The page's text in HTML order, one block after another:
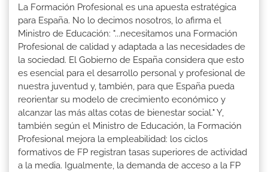
La Formación Profesional es una apuesta estratégica
para España. No lo decimos nosotros, lo afirma el
Ministro de Educación: "...necesitamos una Formación
Profesional de calidad y adaptada a las necesidades de
la sociedad. El Gobierno de España considera que esto
es esencial para el desarrollo personal y profesional de
nuestra juventud y, también, para que España pueda
reorientar su modelo de crecimiento económico y
alcanzar las más altas cotas de bienestar social." Y,
también según el Ministro de Educación, la Formación
Profesional mejora la empleabilidad: los ciclos
formativos de FP registran tasas superiores de actividad
a la media. Igualmente, la demanda de acceso a la FP